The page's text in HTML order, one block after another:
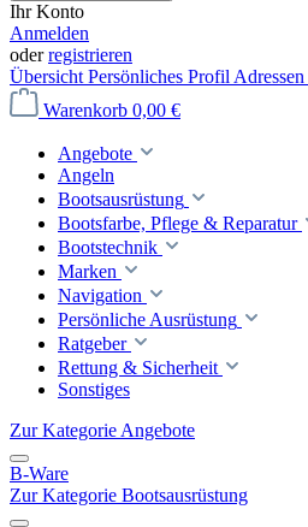
Ihr Konto
Anmelden
oderregistrieren
Übersicht Persönliches Profil Adressen
Warenkorb 0,00 €
Angebote
Angeln
Bootsausrüstung
Bootsfarbe, Pflege & Reparatur
Bootstechnik
Marken
Navigation
Persönliche Ausrüstung
Ratgeber
Rettung & Sicherheit
Sonstiges
Zur Kategorie Angebote
B-Ware
Zur Kategorie Bootsausrüstung